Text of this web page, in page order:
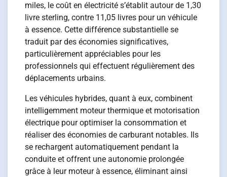
miles, le coût en électricité s’établit autour de 1,30
livre sterling, contre 11,05 livres pour un véhicule
à essence. Cette différence substantielle se
traduit par des économies significatives,
particulièrement appréciables pour les
professionnels qui effectuent régulièrement des
déplacements urbains.
Les véhicules hybrides, quant à eux, combinent
intelligemment moteur thermique et motorisation
électrique pour optimiser la consommation et
réaliser des économies de carburant notables. Ils
se rechargent automatiquement pendant la
conduite et offrent une autonomie prolongée
grâce à leur moteur à essence, éliminant ainsi